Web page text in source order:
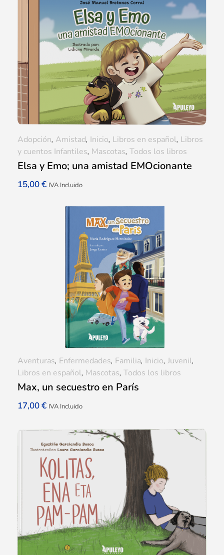
Elsa y Emo; una amistad EMOcionante
15,00€ IVA Incluido
Adopción, Amistad, Inicio, Libros en español, Libros
y cuentos Infantiles, Mascotas, Todos los libros
Max, un secuestro en París
17,00€ IVA Incluido
Aventuras, Enfermedades, Familia, Inicio, Juvenil,
Libros en español, Mascotas, Todos los libros